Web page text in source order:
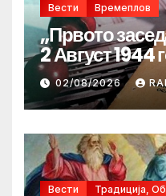
Вести Времеплов
„Првото
2 Август 1944
02/08/2026
Вести Традиција,